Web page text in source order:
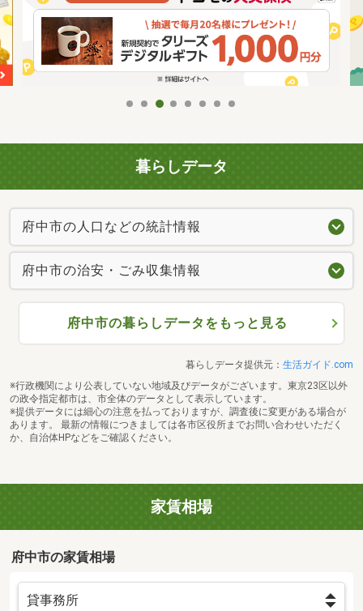
暮らしデータ
府中市の人口などの統計情報
府中市の治安・ごみ収集情報
府中市の暮らしデータをもっと見る
暮らしデータ提供元： 生活ガイド.com
※行政機関により公表していない地域及びデータがございます。東京23区以外
の政令指定都市は、市全体のデータとして表示しています。
※提供データには細心の注意を払っておりますが、調査後に変更がある場合が
あります。 最新の情報につきましては各市区役所までお問い合わせいただく
か、自治体HPなどをご確認ください。
家賃相場
府中市の家賃相場